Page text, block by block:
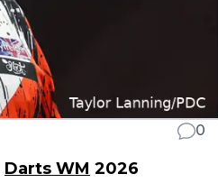
0
Darts WM 2026